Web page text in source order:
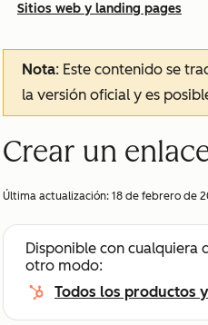
Sitios web y landing pages
Nota: Este contenido se
la versión oficial y es
Crear un
Última actualización: 18 de febrero de
Disponible con cualquiera
otro modo:
Todos los productos